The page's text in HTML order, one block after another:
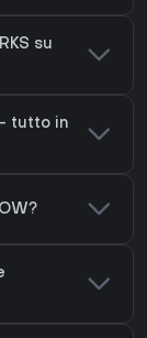
su
- tutto in